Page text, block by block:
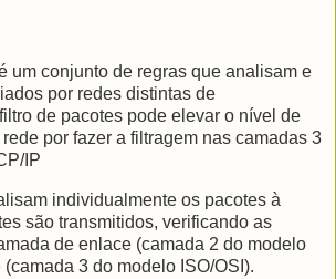
um conjunto de regras que analisam e
por redes distintas de
de pacotes pode elevar o nível de
por fazer a filtragem nas camadas 3
IP
individualmente os pacotes à
são transmitidos, verificando as
de enlace (camada 2 do modelo
(camada 3 do modelo ISO/OSI).